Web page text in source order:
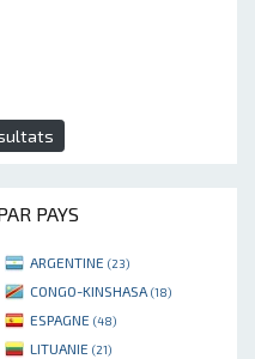
PAYS
ARGENTINE (23)
CONGO-KINSHASA (18)
ESPAGNE (48)
LITUANIE (21)